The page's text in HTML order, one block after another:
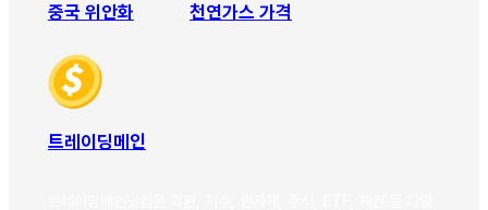
중국 위안화 천연가스 가격
트레이딩메인